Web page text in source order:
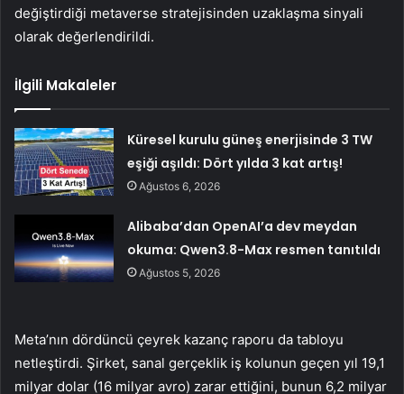
değiştirdiği metaverse stratejisinden uzaklaşma sinyali
olarak değerlendirildi.
İlgili Makaleler
Küresel kurulu güneş enerjisinde 3 TW
eşiği aşıldı: Dört yılda 3 kat artış!
Ağustos 6, 2026
Alibaba’dan OpenAI’a dev meydan
okuma: Qwen3.8-Max resmen tanıtıldı
Ağustos 5, 2026
Meta’nın dördüncü çeyrek kazanç raporu da tabloyu
netleştirdi. Şirket, sanal gerçeklik iş kolunun geçen yıl 19,1
milyar dolar (16 milyar avro) zarar ettiğini, bunun 6,2 milyar